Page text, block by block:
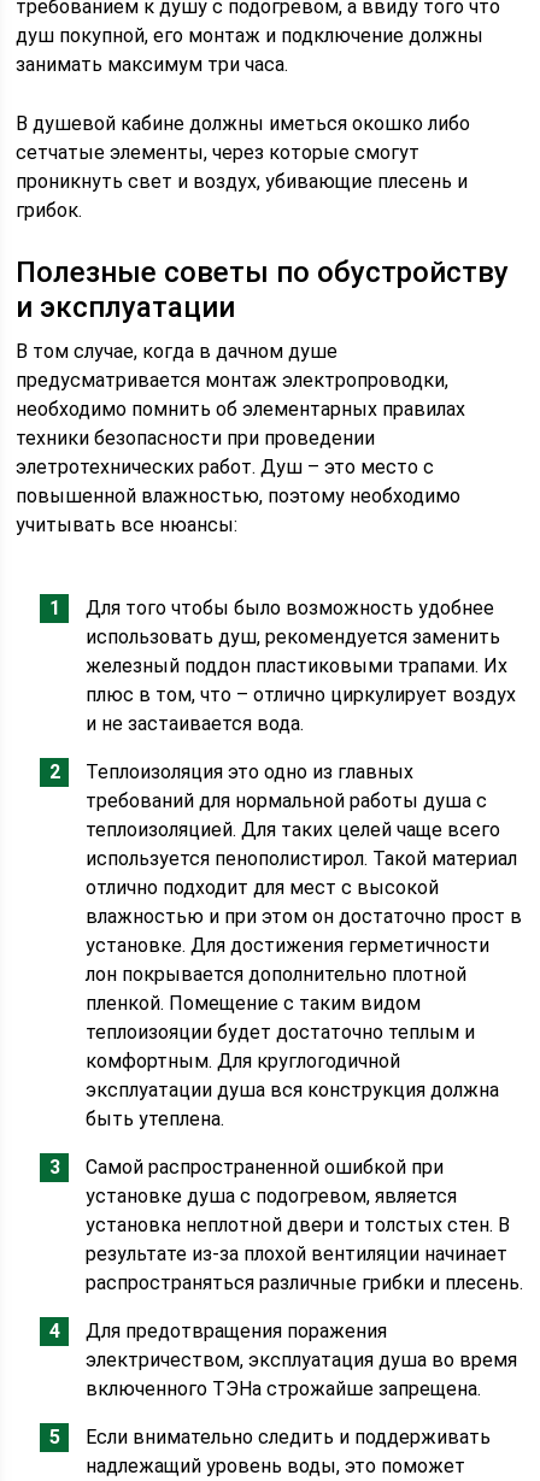
требованием к душу с подогревом, а ввиду того что
душ покупной, его монтаж и подключение должны
занимать максимум три часа.
В душевой кабине должны иметься окошко либо
сетчатые элементы, через которые смогут
проникнуть свет и воздух, убивающие плесень и
грибок.
Полезные советы по обустройству
и эксплуатации
В том случае, когда в дачном душе
предусматривается монтаж электропроводки,
необходимо помнить об элементарных правилах
техники безопасности при проведении
элетротехнических работ. Душ – это место с
повышенной влажностью, поэтому необходимо
учитывать все нюансы:
Для того чтобы было возможность удобнее
использовать душ, рекомендуется заменить
железный поддон пластиковыми трапами. Их
плюс в том, что – отлично циркулирует воздух
и не застаивается вода.
Теплоизоляция это одно из главных
требований для нормальной работы душа с
теплоизоляцией. Для таких целей чаще всего
используется пенополистирол. Такой материал
отлично подходит для мест с высокой
влажностью и при этом он достаточно прост в
установке. Для достижения герметичности
лон покрывается дополнительно плотной
пленкой. Помещение с таким видом
теплоизояции будет достаточно теплым и
комфортным. Для круглогодичной
эксплуатации душа вся конструкция должна
быть утеплена.
Самой распространенной ошибкой при
установке душа с подогревом, является
установка неплотной двери и толстых стен. В
результате из-за плохой вентиляции начинает
распространяться различные грибки и плесень.
Для предотвращения поражения
электричеством, эксплуатация душа во время
включенного ТЭНа строжайше запрещена.
Если внимательно следить и поддерживать
надлежащий уровень воды, это поможет